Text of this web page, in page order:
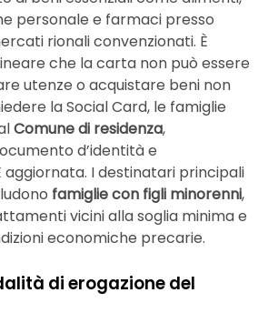
personale e farmaci presso
rionali convenzionati. È
che la carta non può essere
utenze o acquistare beni non
la Social Card, le famiglie
Comune di residenza,
d’identità e
aggiornata. I destinatari principali
famiglie con figli minorenni,
vicini alla soglia minima e
economiche precarie.
di erogazione del